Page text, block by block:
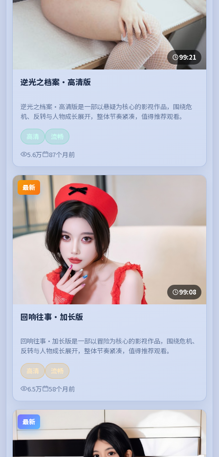
99:21
逆光之档案·高清版
逆光之档案·高清版是一部以悬疑为核心的影视作品，围绕危
机、反转与人物成长展开，整体节奏紧凑，值得推荐观看。
高清
流畅
5.6万
87个月前
最新
99:08
回响往事·加长版
回响往事·加长版是一部以冒险为核心的影视作品，围绕危机、
反转与人物成长展开，整体节奏紧凑，值得推荐观看。
高清
流畅
6.5万
58个月前
最新